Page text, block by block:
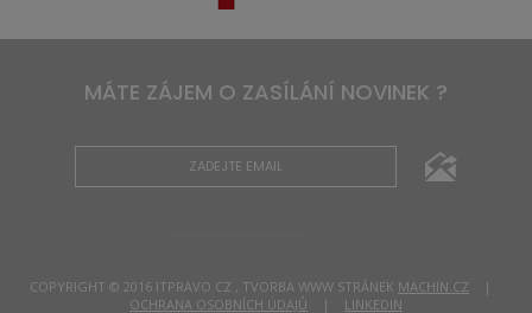
MÁTE ZÁJEM O ZASÍLÁNÍ NOVINEK ?
COPYRIGHT © 2016 ITPRAVO.CZ , TVORBA WWW STRÁNEK MACHIN.CZ |
OCHRANA OSOBNÍCH ÚDAJŮ | LINKEDIN